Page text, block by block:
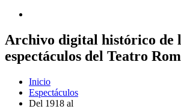
Archivo digital histórico de
espectáculos del Teatro
Inicio
Espectáculos
Del 1918 al